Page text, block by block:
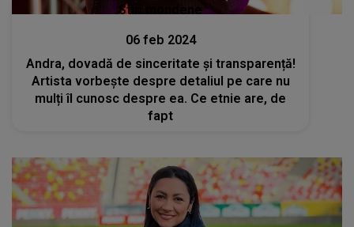
Stiri mondene
06 feb 2024
Andra, dovadă de sinceritate și transparență!
Artista vorbește despre detaliul pe care nu
mulți îl cunosc despre ea. Ce etnie are, de
fapt